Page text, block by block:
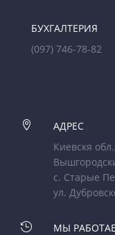
БУХГАЛТЕРИЯ
(097) 746-78-82

АДРЕС
Киевскя
с. Старые
ул.

МЫ